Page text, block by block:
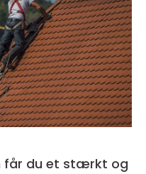
får du et stærkt og